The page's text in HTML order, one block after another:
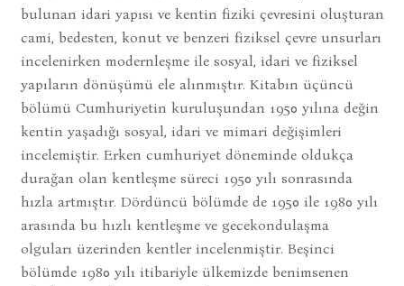
bulunan idari yapısı ve kentin fiziki çevresini oluşturan
cami, bedesten, konut ve benzeri fiziksel çevre unsurları
incelenirken modernleşme ile sosyal, idari ve fiziksel
yapıların dönüşümü ele alınmıştır. Kitabın üçüncü
bölümü Cumhuriyetin kuruluşundan 1950 yılına değin
kentin yaşadığı sosyal, idari ve mimari değişimleri
incelemiştir. Erken cumhuriyet döneminde oldukça
durağan olan kentleşme süreci 1950 yılı sonrasında
hızla artmıştır. Dördüncü bölümde de 1950 ile 1980 yılı
arasında bu hızlı kentleşme ve gecekondulaşma
olguları üzerinden kentler incelenmiştir. Beşinci
bölümde 1980 yılı itibariyle ülkemizde benimsenen